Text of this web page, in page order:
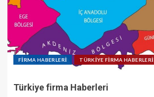
FİRMA HABERLERİ TÜRKİYE FİRMA HABERLERİ
Türkiye firma Haberleri